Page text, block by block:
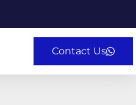
Contact Us